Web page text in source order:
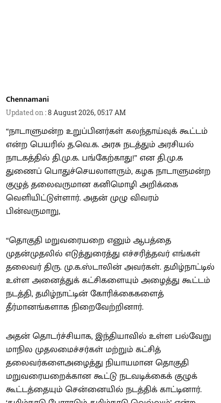
Chennamani
Updated on :8 August 2026, 05:17 AM
“நாடாளுமன்ற உறுப்பினர்கள் கலந்தாய்வுக் கூட்டம்
என்ற பெயரில் த.வெ.க. அரசு நடத்தும் அரசியல்
நாடகத்தில் தி.மு.க. பங்கேற்காது!” என தி.மு.க
துணைப் பொதுச்செயலாளரும், கழக நாடாளுமன்ற
குழுத் தலைவருமான கனிமொழி அறிக்கை
வெளியிட்டுள்ளார். அதன் முழு விவரம்
பின்வருமாறு,
“தொகுதி மறுவரையறை எனும் ஆபத்தை
முதன்முதலில் எடுத்துரைத்து எச்சரித்தவர் எங்கள்
தலைவர் திரு. மு.க.ஸ்டாலின் அவர்கள். தமிழ்நாட்டில்
உள்ள அனைத்துக் கட்சிகளையும் அழைத்து கூட்டம்
நடத்தி, தமிழ்நாட்டின் கோரிக்கைகளைத்
தீர்மானங்களாக நிறைவேற்றினார்.
அதன் தொடர்ச்சியாக, இந்தியாவில் உள்ள பல்வேறு
மாநில முதலமைச்சர்கள் மற்றும் கட்சித்
தலைவர்களைஅழைத்து நியாயமான தொகுதி
மறுவரையறைக்கான கூட்டு நடவடிக்கைக் குழுக்
கூட்டத்தையும் சென்னையில் நடத்திக் காட்டினார்.